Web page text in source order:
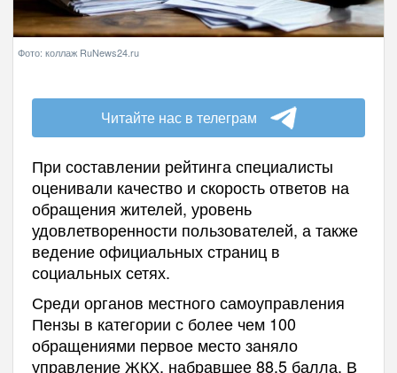
Фото: коллаж RuNews24.ru
Читайте нас в телеграм
При составлении рейтинга специалисты
оценивали качество и скорость ответов на
обращения жителей, уровень
удовлетворенности пользователей, а также
ведение официальных страниц в
социальных сетях.
Среди органов местного самоуправления
Пензы в категории с более чем 100
обращениями первое место заняло
управление ЖКХ, набравшее 88,5 балла. В